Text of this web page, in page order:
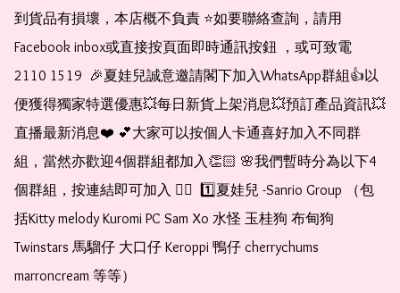
到貨品有損壞，本店概不負責 ⭐️如要聯絡查詢，請用
Facebook inbox或直接按頁面即時通訊按鈕 ，或可致電
2110 1519  🎉夏娃兒誠意邀請閣下加入WhatsApp群組👍以
便獲得獨家特選優惠💥每日新貨上架消息💥預訂產品資訊💥
直播最新消息❤️ 💕大家可以按個人卡通喜好加入不同群
組，當然亦歡迎4個群組都加入👏🏻 🌸我們暫時分為以下4
個群組，按連結即可加入 👇🏻  1️⃣夏娃兒 -Sanrio Group （包
括Kitty melody Kuromi PC Sam Xo 水怪 玉桂狗 布甸狗
Twinstars 馬騮仔 大口仔 Keroppi 鴨仔 cherrychums
marroncream 等等）